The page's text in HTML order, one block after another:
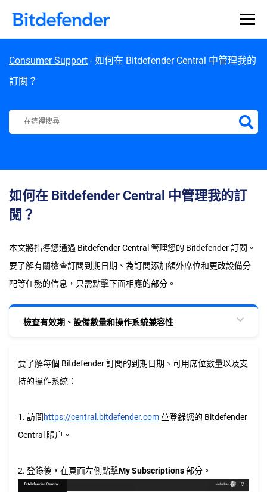
Consumer Support -如何在 Bitdefender Central 中管理我的
訂閲？
Bitdefender Support Center
如何在 Bitdefender Central 中管理我的訂
閲？
本文將指導您通過 Bitdefender Central 管理您的 Bitdefender 訂閲。
要了解有關檢查訂閲到期日期、為訂閲添加額外席位和更改設備分
配等任務的信息，只需點擊下面相應的部分。
檢查有效期、設備數量和操作系統兼容性
要了解每個 Bitdefender 訂閲的到期日期、可用席位數量以及支
持的操作系統：
1. 訪問 https://central.bitdefender.com 並登錄您的 Bitdefender
Central 賬户。
2. 登錄後，在頁面左側點擊My Subscriptions部分。